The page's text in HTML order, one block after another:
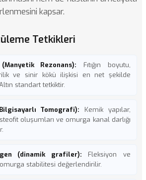
kapsar.
Tetkikleri
Rezonans): Fıtığın boyutu,
ve sinir kökü ilişkisi en net şekilde
standart tetkiktir.
Tomografi): Kemik yapılar,
oluşumları ve omurga kanal darlığı
(dinamik grafiler): Fleksiyon ve
stabilitesi değerlendirilir.